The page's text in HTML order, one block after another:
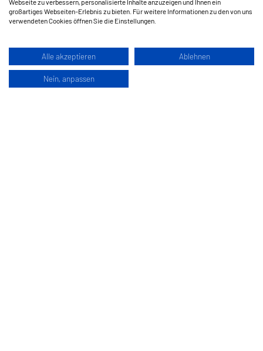
Webseite zu verbessern, personalisierte Inhalte anzuzeigen und Ihnen ein
großartiges Webseiten-Erlebnis zu bieten. Für weitere Informationen zu den von uns
verwendeten Cookies öffnen Sie die Einstellungen.
Alle akzeptieren Ablehnen
Nein, anpassen